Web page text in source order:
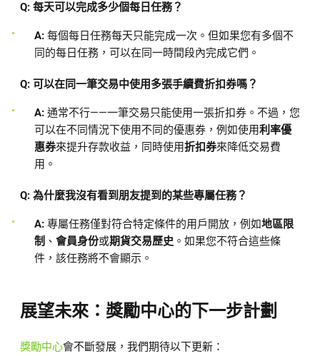
Q: 每天可以完成多少個每日任務？
A: 每個每日任務每天只能完成一次。但如果您有多個不
同的每日任務，可以在同一時間段內完成它們。
Q: 可以在同一筆交易中使用多張手續費折扣券嗎？
A: 通常不行——一筆交易只能使用一張折扣券。不過，您
可以在不同情況下使用不同的優惠券，例如使用利率優
惠券來提升存款收益，同時使用折扣券來降低交易費
用。
Q: 為什麼我沒有看到朋友提到的某些專屬任務？
A: 專屬任務僅對符合特定條件的用戶開放，例如地區限
制 、 會員身份或期貨交易歷史 。如果您不符合這些條
件，該任務將不會顯示。
展望未來：獎勵中心的下一步計劃
獎勵中心會不斷發展，我們期待以下更新：